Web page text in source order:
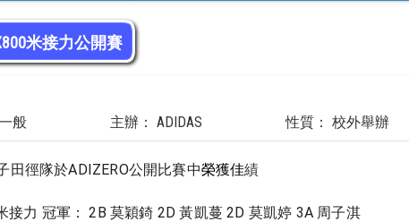
米接力公開賽
般 主辦： ADIDAS 性質： 校外舉辦
田徑隊於ADIZERO公開比賽中榮獲佳績
接力 冠軍： 2B 莫穎錡 2D 黃凱蔓 2D 莫凱婷 3A 周子淇